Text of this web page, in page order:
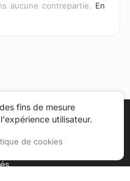
aucune contrepartie. En
CGU
Cookies
fins de mesure
utilisateur.
de cookies